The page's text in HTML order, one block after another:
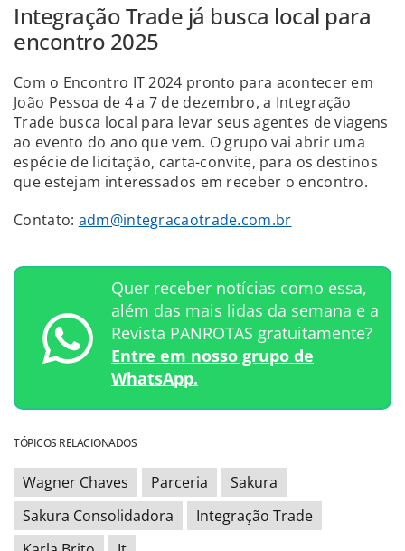
Integração Trade já busca local para
encontro 2025
Com o Encontro IT 2024 pronto para acontecer em
João Pessoa de 4 a 7 de dezembro, a Integração
Trade busca local para levar seus agentes de viagens
ao evento do ano que vem. O grupo vai abrir uma
espécie de licitação, carta-convite, para os destinos
que estejam interessados em receber o encontro.
Contato: adm@integracaotrade.com.br
Quer receber notícias como essa,
além das mais lidas da semana e a
Revista PANROTAS gratuitamente?
Entre em nosso grupo de
WhatsApp.
TÓPICOS RELACIONADOS
Wagner Chaves Parceria
Sakura
Sakura Consolidadora
Integração Trade